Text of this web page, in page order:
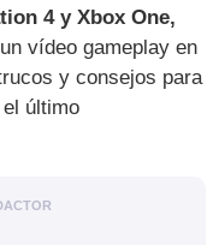
4 y Xbox One,
vídeo gameplay en
y consejos para
último